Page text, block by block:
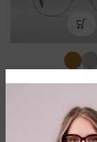
WOOW
Out 2
Naočare